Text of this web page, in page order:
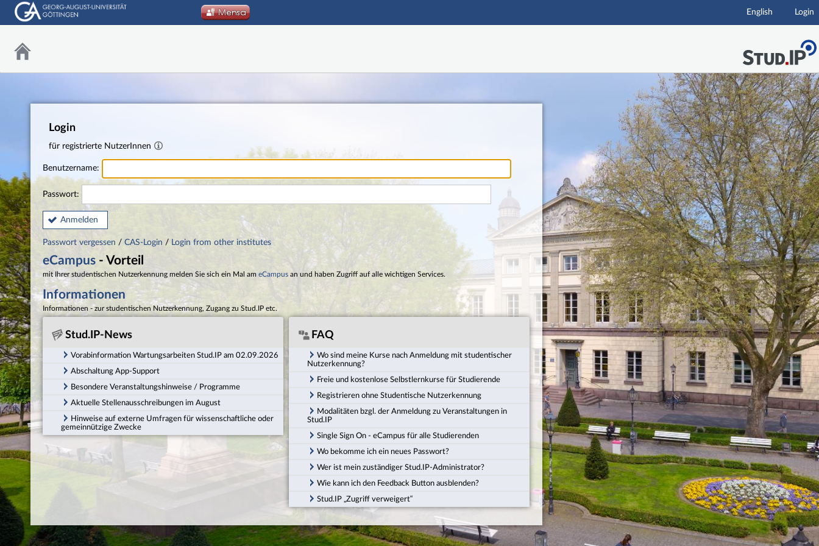
Hauptnavigation
English Login
Login
für registrierte NutzerInnen
Benutzername:
Passwort:
Anmelden
Passwort vergessen / CAS-Login / Login from other institutes
eCampus - Vorteil
mit Ihrer studentischen Nutzerkennung melden Sie sich ein Mal am eCampus an und haben Zugriff auf alle wichtigen Services.
Informationen
Informationen - zur studentischen Nutzerkennung, Zugang zu Stud.IP etc.
Stud.IP-News
Vorabinformation Wartungsarbeiten Stud.IP am 02.09.2026
Abschaltung App-Support
Besondere Veranstaltungshinweise / Programme
Aktuelle Stellenausschreibungen im August
Hinweise auf externe Umfragen für wissenschaftliche oder
gemeinnützige Zwecke
FAQ
Wo sind meine Kurse nach Anmeldung mit studentischer
Nutzerkennung?
Freie und kostenlose Selbstlernkurse für Studierende
Registrieren ohne Studentische Nutzerkennung
Modalitäten bzgl. der Anmeldung zu Veranstaltungen in
Stud.IP
Single Sign On - eCampus für alle Studierenden
Wo bekomme ich ein neues Passwort?
Wer ist mein zuständiger Stud.IP-Administrator?
Wie kann ich den Feedback Button ausblenden?
Stud.IP „Zugriff verweigert“